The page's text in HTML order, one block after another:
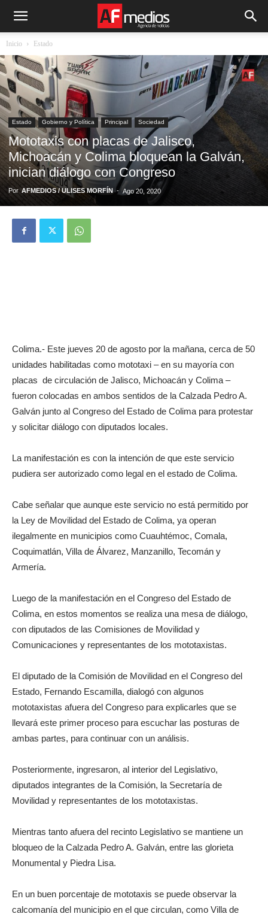
Inicio Estado
Estado Gobierno y Política Principal Sociedad
Mototaxis con placas de Jalisco,
Michoacán y Colima bloquean la Galván,
inician diálogo con Congreso
Por AFMEDIOS / ULISES MORFÍN - Ago 20, 2020
Colima.- Este jueves 20 de agosto por la mañana, cerca de 50
unidades habilitadas como mototaxi – en su mayoría con
placas de circulación de Jalisco, Michoacán y Colima –
fueron colocadas en ambos sentidos de la Calzada Pedro A.
Galván junto al Congreso del Estado de Colima para protestar
y solicitar diálogo con diputados locales.
La manifestación es con la intención de que este servicio
pudiera ser autorizado como legal en el estado de Colima.
Cabe señalar que aunque este servicio no está permitido por
la Ley de Movilidad del Estado de Colima, ya operan
ilegalmente en municipios como Cuauhtémoc, Comala,
Coquimatlán, Villa de Álvarez, Manzanillo, Tecomán y
Armería.
Luego de la manifestación en el Congreso del Estado de
Colima, en estos momentos se realiza una mesa de diálogo,
con diputados de las Comisiones de Movilidad y
Comunicaciones y representantes de los mototaxistas.
El diputado de la Comisión de Movilidad en el Congreso del
Estado, Fernando Escamilla, dialogó con algunos
mototaxistas afuera del Congreso para explicarles que se
llevará este primer proceso para escuchar las posturas de
ambas partes, para continuar con un análisis.
Posteriormente, ingresaron, al interior del Legislativo,
diputados integrantes de la Comisión, la Secretaría de
Movilidad y representantes de los mototaxistas.
Mientras tanto afuera del recinto Legislativo se mantiene un
bloqueo de la Calzada Pedro A. Galván, entre las glorieta
Monumental y Piedra Lisa.
En un buen porcentaje de mototaxis se puede observar la
calcomanía del municipio en el que circulan, como Villa de